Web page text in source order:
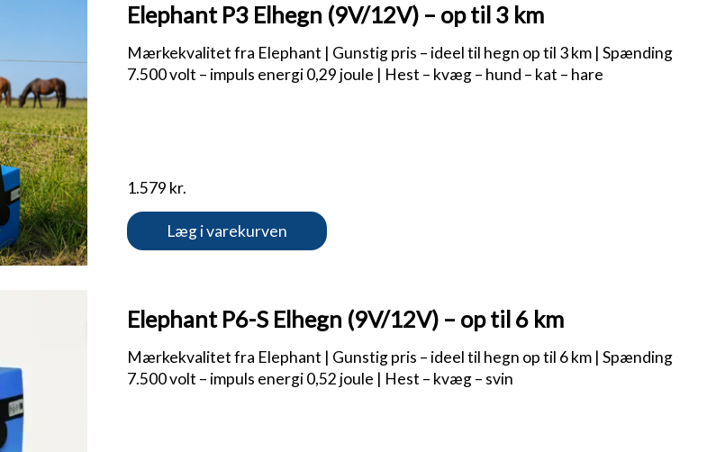
Elephant P3 Elhegn (9V/12V) – op til 3 km
Mærkekvalitet fra Elephant | Gunstig pris – ideel til hegn op til 3 km | Spænding
7.500 volt – impuls energi 0,29 joule | Hest – kvæg – hund – kat – hare
1.579 kr.
Læg i varekurven
Elephant P6-S Elhegn (9V/12V) – op til 6 km
Mærkekvalitet fra Elephant | Gunstig pris – ideel til hegn op til 6 km | Spænding
7.500 volt – impuls energi 0,52 joule | Hest – kvæg – svin